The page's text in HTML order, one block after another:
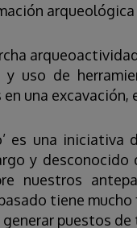
uso de
una
es una
y
nuestros
tiene
puestos de